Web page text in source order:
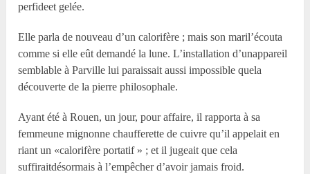
perfideet gelée.
Elle parla de nouveau d’un calorifère ; mais son maril’écouta
comme si elle eût demandé la lune. L’installation d’unappareil
semblable à Parville lui paraissait aussi impossible quela
découverte de la pierre philosophale.
Ayant été à Rouen, un jour, pour affaire, il rapporta à sa
femmeune mignonne chaufferette de cuivre qu’il appelait en
riant un «calorifère portatif » ; et il jugeait que cela
suffiraitdésormais à l’empêcher d’avoir jamais froid.